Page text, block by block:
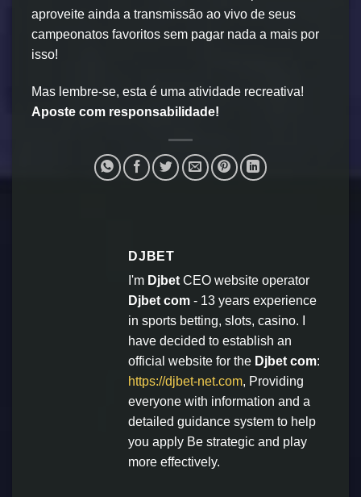
aproveite ainda a transmissão ao vivo de seus
campeonatos favoritos sem pagar nada a mais por
isso!
Mas lembre-se, esta é uma atividade recreativa!
Aposte com responsabilidade!
DJBET
I'm Djbet CEO website operator
Djbet com - 13 years experience
in sports betting, slots, casino. I
have decided to establish an
official website for the Djbet com:
https://djbet-net.com, Providing
everyone with information and a
detailed guidance system to help
you apply Be strategic and play
more effectively.